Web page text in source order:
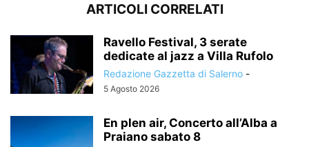
ARTICOLI CORRELATI
Ravello Festival, 3 serate
dedicate al jazz a Villa Rufolo
Redazione Gazzetta di Salerno -
5 Agosto 2026
En plen air, Concerto all’Alba a
Praiano sabato 8